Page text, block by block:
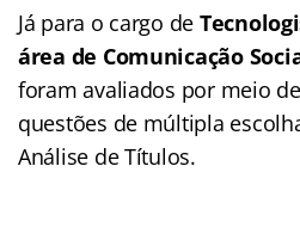
Já para o cargo de
área de Comunicação
foram avaliados por meio
questões de múltipla
Análise de Títulos.